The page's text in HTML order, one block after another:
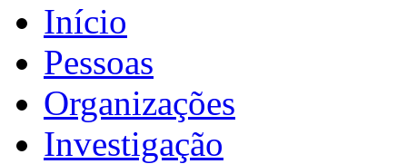
Início
Pessoas
Organizações
Investigação